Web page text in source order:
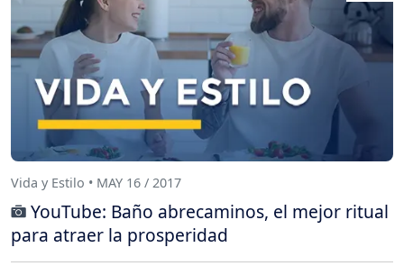
Vida y Estilo • MAY 16 / 2017
YouTube: Baño abrecaminos, el mejor ritual
para atraer la prosperidad